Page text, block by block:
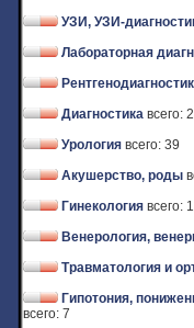
УЗИ, УЗИ-
Лабораторная
Диагностика всего:
Урология всего: 39
Акушерство, роды
Гинекология всего:
Венерология,
Травматология и
Гипотония,
всего: 7